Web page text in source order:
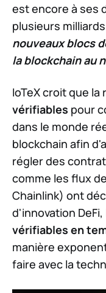
est encore à ses
plusieurs
nouveaux blocs
la blockchain au
IoTeX croit que
vérifiables pour
dans le monde
blockchain afin
régler des
comme les flux
Chainlink) ont
d'innovation DeFi,
vérifiables en
manière
faire avec la